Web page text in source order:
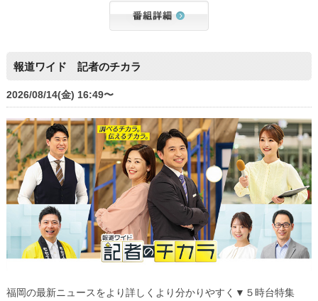
報道ワイド 記者のチカラ
2026/08/14(金) 16:49〜
福岡の最新ニュースをより詳しくより分かりやすく▼５時台特集